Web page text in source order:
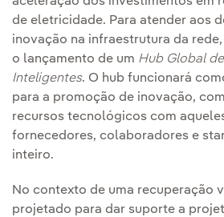
de eletricidade. Para atender aos
inovação na infraestrutura da
o lançamento de um Hub Global
Inteligentes. O hub funcionará
para a promoção de inovação,
recursos tecnológicos com
fornecedores, colaboradores e
inteiro.
No contexto de uma recuperação
projetado para dar suporte a